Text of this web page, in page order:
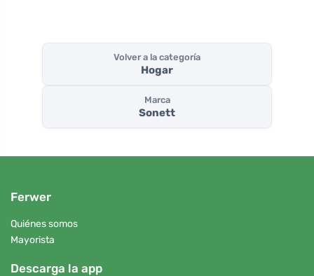
Volver a la categoría
Hogar
Marca
Sonett
Ferwer
Quiénes somos
Mayorista
Descarga la app